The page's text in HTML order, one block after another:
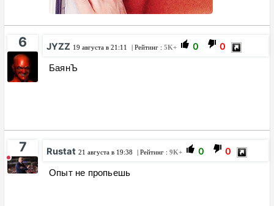
6 JYZZ 19 августа в 21:11 | Рейтинг : 5K+ 0 0
БаянЪ
7 Rustat 21 августа в 19:38 | Рейтинг : 9K+ 0 0
Опыт не пропьешь